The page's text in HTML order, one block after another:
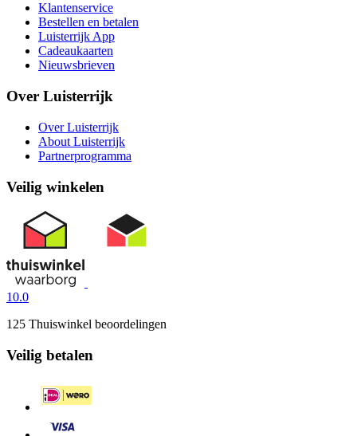
Klantenservice
Bestellen en betalen
Luisterrijk App
Cadeaukaarten
Nieuwsbrieven
Over Luisterrijk
Over Luisterrijk
About Luisterrijk
Partnerprogramma
Veilig winkelen
10.0
125 Thuiswinkel beoordelingen
Veilig betalen